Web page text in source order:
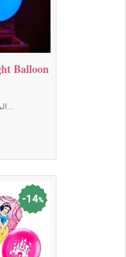
Balloon
بالون ملون مع ضوء LED ... المميز ب...
14%